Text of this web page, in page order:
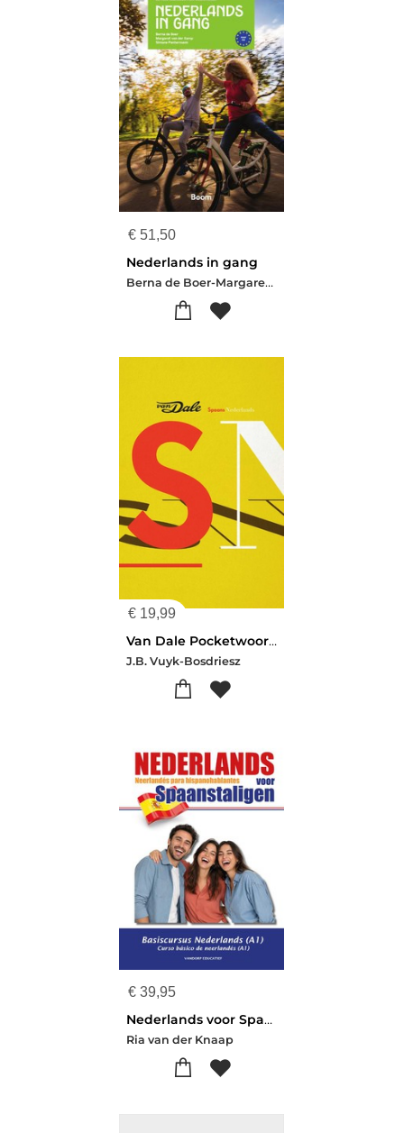
€ 51,50
Nederlands in gang
Berna de Boer-Margaret van der Kamp-Simone Pentermann
€ 19,99
Van Dale Pocketwoordenboek Spaans-Nederlands
J.B. Vuyk-Bosdriesz
€ 39,95
Nederlands voor Spaanstaligen
Ria van der Knaap